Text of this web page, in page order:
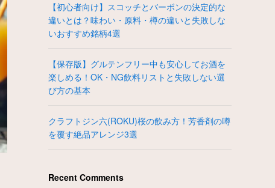
【初心者向け】スコッチとバーボンの決定的な
違いとは？味わい・原料・樽の違いと失敗しな
いおすすめ銘柄4選
【保存版】グルテンフリー中も安心してお酒を
楽しめる！OK・NG飲料リストと失敗しない選
び方の基本
クラフトジン六(ROKU)桜の飲み方！芳香剤の噂
を覆す絶品アレンジ3選
Recent Comments